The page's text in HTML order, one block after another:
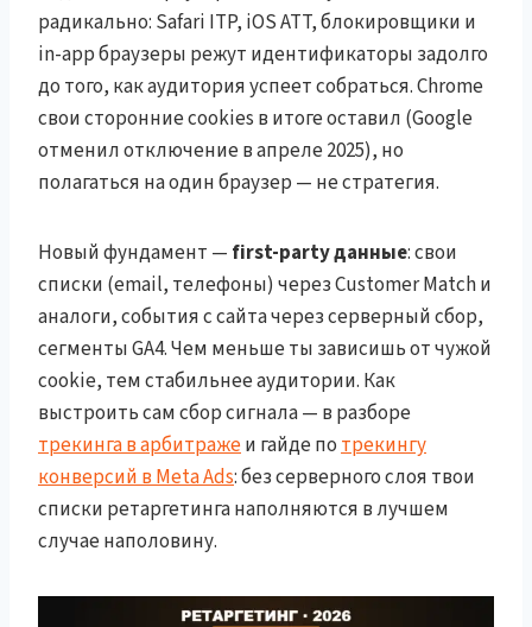
радикально: Safari ITP, iOS ATT, блокировщики и
in-app браузеры режут идентификаторы задолго
до того, как аудитория успеет собраться. Chrome
свои сторонние cookies в итоге оставил (Google
отменил отключение в апреле 2025), но
полагаться на один браузер — не стратегия.
Новый фундамент — first-party данные: свои
списки (email, телефоны) через Customer Match и
аналоги, события с сайта через серверный сбор,
сегменты GA4. Чем меньше ты зависишь от чужой
cookie, тем стабильнее аудитории. Как
выстроить сам сбор сигнала — в разборе
трекинга в арбитражеи гайде по трекингу
конверсий в Meta Ads: без серверного слоя твои
списки ретаргетинга наполняются в лучшем
случае наполовину.